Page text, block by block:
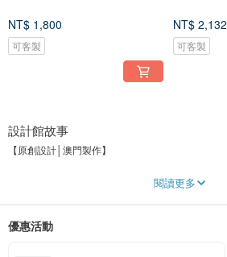
NT$ 1,800
可客製
NT$ 2,132
可客製
設計館故事
【原創設計│澳門製作】
如果你能成為光，就能照亮周圍的人。
周圍的人被照耀，自己也能感受溫暖。
＝一份有溫度的客製禮物＝
閱讀更多
優惠活動